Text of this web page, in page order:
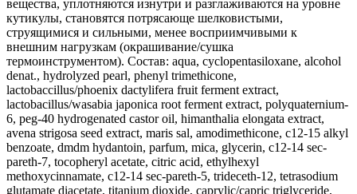
вещества, уплотняются изнутри и разглаживаются на уровне
кутикулы, становятся потрясающе шелковистыми,
струящимися и сильными, менее восприимчивыми к
внешним нагрузкам (окрашивание/сушка
термоинструментом). Состав: aqua, cyclopentasiloxane, alcohol
denat., hydrolyzed pearl, phenyl trimethicone,
lactobaccillus/phoenix dactylifera fruit ferment extract,
lactobacillus/wasabia japonica root ferment extract, polyquaternium-
6, peg-40 hydrogenated castor oil, himanthalia elongata extract,
avena strigosa seed extract, maris sal, amodimethicone, c12-15 alkyl
benzoate, dmdm hydantoin, parfum, mica, glycerin, c12-14 sec-
pareth-7, tocopheryl acetate, citric acid, ethylhexyl
methoxycinnamate, c12-14 sec-pareth-5, trideceth-12, tetrasodium
glutamate diacetate, titanium dioxide, caprylic/capric triglyceride,